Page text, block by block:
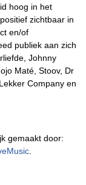
hoog in het
zichtbaar in
en/of
publiek aan zich
Johnny
Maté, Stoov, Dr
Company en
gemaakt door: